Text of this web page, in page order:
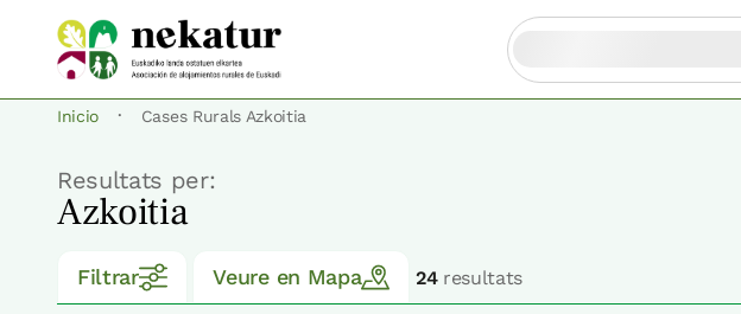
Inicio · Cases Rurals Azkoitia
Resultats per:
Azkoitia
Filtrar Veure en Mapa 24resultats